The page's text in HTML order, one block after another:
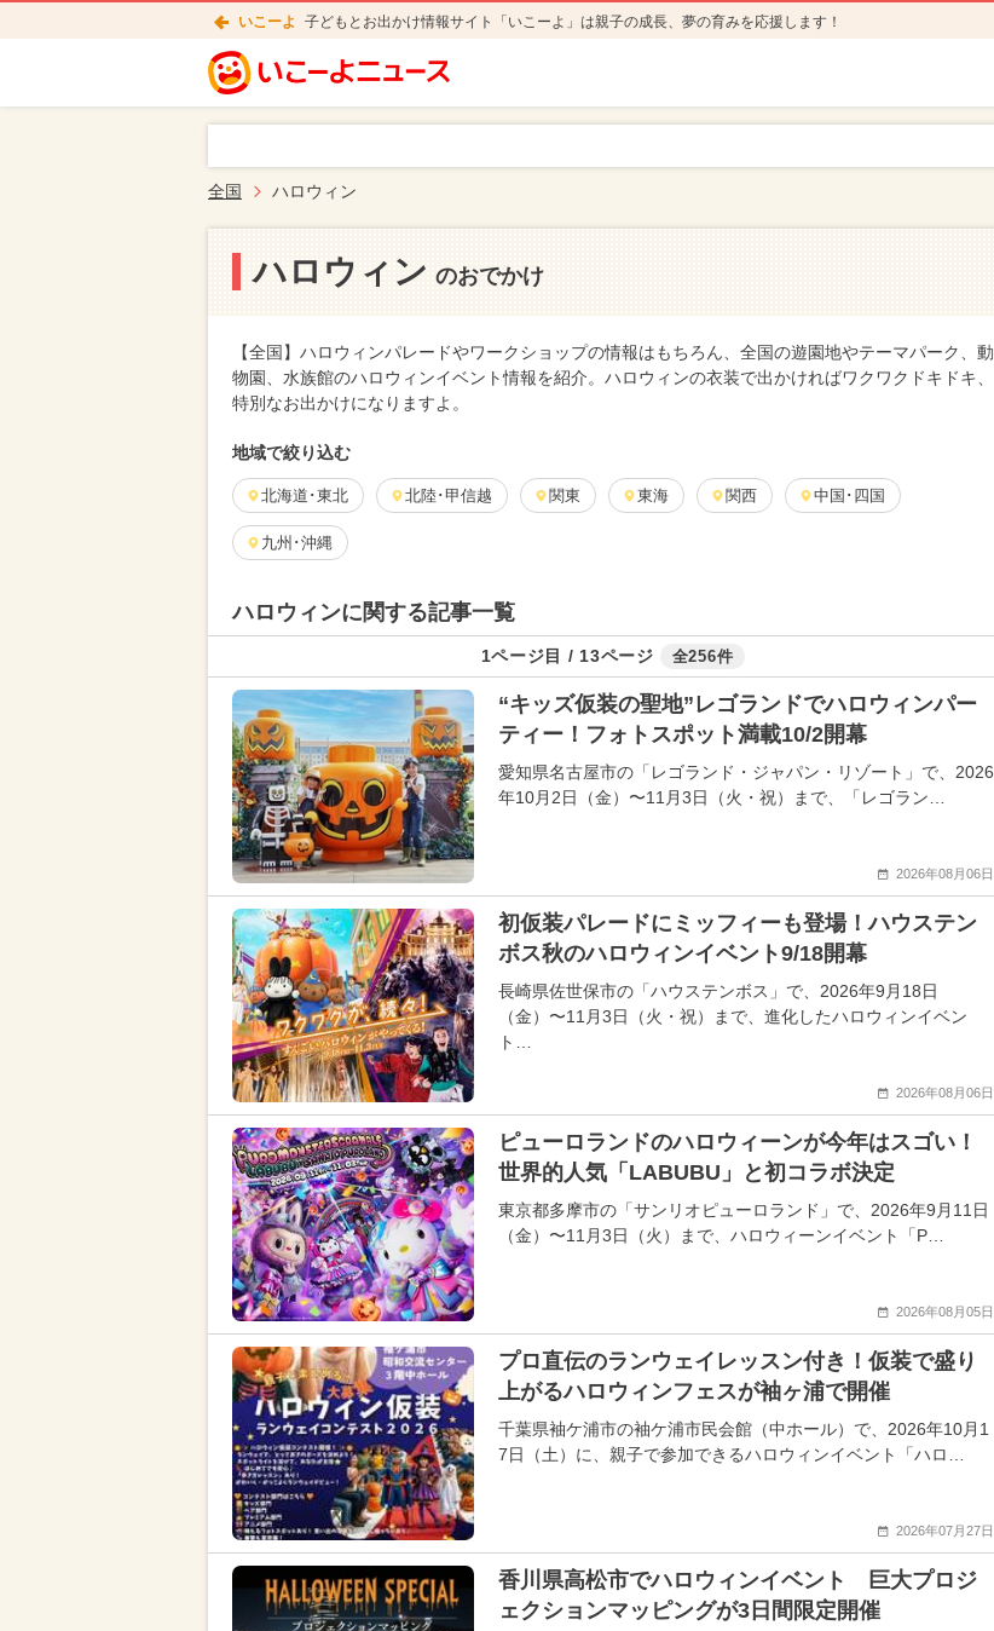
いこーよ 子どもとお出かけ情報サイト「いこーよ」は親子の成長、夢の育みを応援します！
全国 ハロウィン
ハロウィン のおでかけ
【全国】ハロウィンパレードやワークショップの情報はもちろん、全国の遊園地やテーマパーク、動
物園、水族館のハロウィンイベント情報を紹介。ハロウィンの衣装で出かければワクワクドキドキ、
特別なお出かけになりますよ。
地域で絞り込む
北海道･東北 北陸･甲信越 関東 東海 関西 中国･四国
九州･沖縄
ハロウィンに関する記事一覧
1ページ目 / 13ページ 全256件
“キッズ仮装の聖地”レゴランドでハロウィンパー
ティー！フォトスポット満載10/2開幕
愛知県名古屋市の「レゴランド・ジャパン・リゾート」で、2026
年10月2日（金）〜11月3日（火・祝）まで、「レゴラン…
2026年08月06日
初仮装パレードにミッフィーも登場！ハウステン
ボス秋のハロウィンイベント9/18開幕
長崎県佐世保市の「ハウステンボス」で、2026年9月18日
（金）〜11月3日（火・祝）まで、進化したハロウィンイベン
ト…
2026年08月06日
ピューロランドのハロウィーンが今年はスゴい！
世界的人気「LABUBU」と初コラボ決定
東京都多摩市の「サンリオピューロランド」で、2026年9月11日
（金）〜11月3日（火）まで、ハロウィーンイベント「P…
2026年08月05日
プロ直伝のランウェイレッスン付き！仮装で盛り
上がるハロウィンフェスが袖ヶ浦で開催
千葉県袖ケ浦市の袖ケ浦市民会館（中ホール）で、2026年10月1
7日（土）に、親子で参加できるハロウィンイベント「ハロ…
2026年07月27日
香川県高松市でハロウィンイベント 巨大プロジ
ェクションマッピングが3日間限定開催